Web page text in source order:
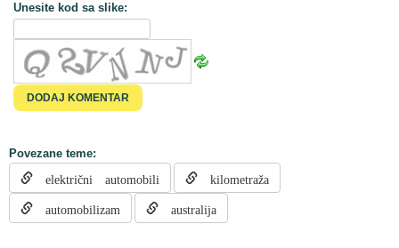
Unesite kod sa slike:
Povezane teme:
električni automobili kilometraža
automobilizam australija